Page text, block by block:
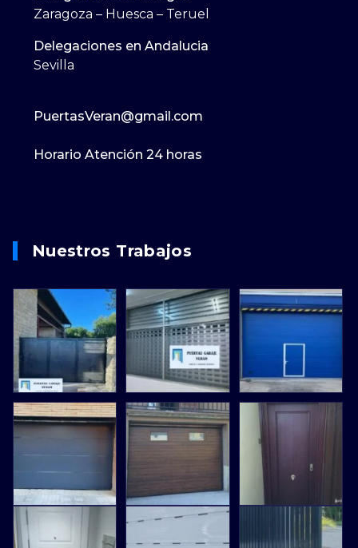
Zaragoza – Huesca – Teruel
Delegaciones en Andalucia
Sevilla
PuertasVeran@gmail.com
Horario Atención 24 horas
Nuestros Trabajos